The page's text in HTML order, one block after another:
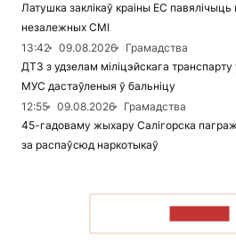
Латушка заклікаў краіны ЕС
незалежных СМІ
13:42
09.08.2026
Грамадства
ДТЗ з удзелам міліцэйскага
МУС дастаўленыя ў бальніцу
12:55
09.08.2026
Грамадства
45-гадоваму жыхару Салігорска
за распаўсюд наркотыкаў